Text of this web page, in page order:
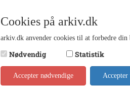
Friheden Bibliotek.
1985
Cookies på arkiv.dk
arkiv.dk anvender cookies til at forbedre
Nødvendig Statistik
Accepter nødvendige Accepter